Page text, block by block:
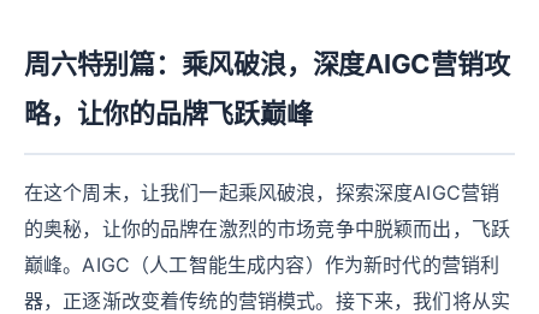
周六特别篇：乘风破浪，深度AIGC营销攻
略，让你的品牌飞跃巅峰
在这个周末，让我们一起乘风破浪，探索深度AIGC营销
的奥秘，让你的品牌在激烈的市场竞争中脱颖而出，飞跃
巅峰。AIGC（人工智能生成内容）作为新时代的营销利
器，正逐渐改变着传统的营销模式。接下来，我们将从实